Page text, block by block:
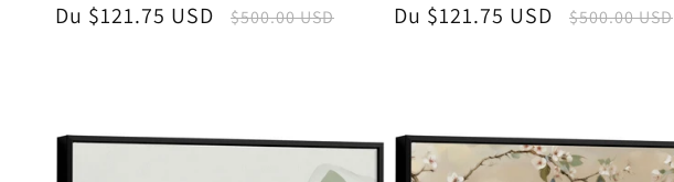
Prix
Du $121.75 USD
Prix
$500.00 USD
Prix
Du $121.75 USD
Prix
$500.00 USD